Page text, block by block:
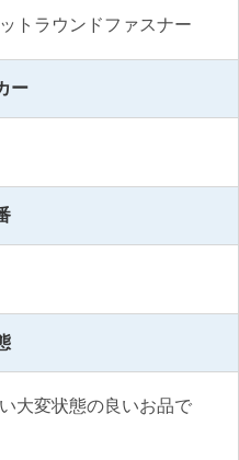
トラウンドファスナー
ー
大変状態の良いお品で